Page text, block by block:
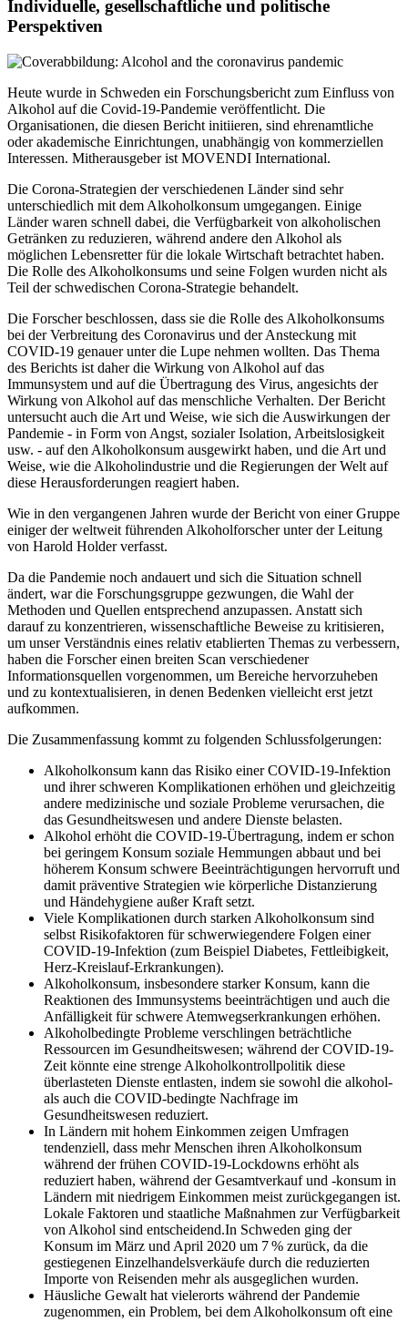
Individuelle, gesellschaftliche und politische
Perspektiven
Heute wurde in Schweden ein Forschungsbericht zum Einfluss von
Alkohol auf die Covid-19-Pandemie veröffentlicht. Die
Organisationen, die diesen Bericht initiieren, sind ehrenamtliche
oder akademische Einrichtungen, unabhängig von kommerziellen
Interessen. Mitherausgeber ist MOVENDI International.
Die Corona-Strategien der verschiedenen Länder sind sehr
unterschiedlich mit dem Alkoholkonsum umgegangen. Einige
Länder waren schnell dabei, die Verfügbarkeit von alkoholischen
Getränken zu reduzieren, während andere den Alkohol als
möglichen Lebensretter für die lokale Wirtschaft betrachtet haben.
Die Rolle des Alkoholkonsums und seine Folgen wurden nicht als
Teil der schwedischen Corona-Strategie behandelt.
Die Forscher beschlossen, dass sie die Rolle des Alkoholkonsums
bei der Verbreitung des Coronavirus und der Ansteckung mit
COVID-19 genauer unter die Lupe nehmen wollten. Das Thema
des Berichts ist daher die Wirkung von Alkohol auf das
Immunsystem und auf die Übertragung des Virus, angesichts der
Wirkung von Alkohol auf das menschliche Verhalten. Der Bericht
untersucht auch die Art und Weise, wie sich die Auswirkungen der
Pandemie - in Form von Angst, sozialer Isolation, Arbeitslosigkeit
usw. - auf den Alkoholkonsum ausgewirkt haben, und die Art und
Weise, wie die Alkoholindustrie und die Regierungen der Welt auf
diese Herausforderungen reagiert haben.
Wie in den vergangenen Jahren wurde der Bericht von einer Gruppe
einiger der weltweit führenden Alkoholforscher unter der Leitung
von Harold Holder verfasst.
Da die Pandemie noch andauert und sich die Situation schnell
ändert, war die Forschungsgruppe gezwungen, die Wahl der
Methoden und Quellen entsprechend anzupassen. Anstatt sich
darauf zu konzentrieren, wissenschaftliche Beweise zu kritisieren,
um unser Verständnis eines relativ etablierten Themas zu verbessern,
haben die Forscher einen breiten Scan verschiedener
Informationsquellen vorgenommen, um Bereiche hervorzuheben
und zu kontextualisieren, in denen Bedenken vielleicht erst jetzt
aufkommen.
Die Zusammenfassung kommt zu folgenden Schlussfolgerungen:
Alkoholkonsum kann das Risiko einer COVID-19-Infektion
und ihrer schweren Komplikationen erhöhen und gleichzeitig
andere medizinische und soziale Probleme verursachen, die
das Gesundheitswesen und andere Dienste belasten.
Alkohol erhöht die COVID-19-Übertragung, indem er schon
bei geringem Konsum soziale Hemmungen abbaut und bei
höherem Konsum schwere Beeinträchtigungen hervorruft und
damit präventive Strategien wie körperliche Distanzierung
und Händehygiene außer Kraft setzt.
Viele Komplikationen durch starken Alkoholkonsum sind
selbst Risikofaktoren für schwerwiegendere Folgen einer
COVID-19-Infektion (zum Beispiel Diabetes, Fettleibigkeit,
Herz-Kreislauf-Erkrankungen).
Alkoholkonsum, insbesondere starker Konsum, kann die
Reaktionen des Immunsystems beeinträchtigen und auch die
Anfälligkeit für schwere Atemwegserkrankungen erhöhen.
Alkoholbedingte Probleme verschlingen beträchtliche
Ressourcen im Gesundheitswesen; während der COVID-19-
Zeit könnte eine strenge Alkoholkontrollpolitik diese
überlasteten Dienste entlasten, indem sie sowohl die alkohol-
als auch die COVID-bedingte Nachfrage im
Gesundheitswesen reduziert.
In Ländern mit hohem Einkommen zeigen Umfragen
tendenziell, dass mehr Menschen ihren Alkoholkonsum
während der frühen COVID-19-Lockdowns erhöht als
reduziert haben, während der Gesamtverkauf und ‑konsum in
Ländern mit niedrigem Einkommen meist zurückgegangen ist.
Lokale Faktoren und staatliche Maßnahmen zur Verfügbarkeit
von Alkohol sind entscheidend.In Schweden ging der
Konsum im März und April 2020 um 7 % zurück, da die
gestiegenen Einzelhandelsverkäufe durch die reduzierten
Importe von Reisenden mehr als ausgeglichen wurden.
Häusliche Gewalt hat vielerorts während der Pandemie
zugenommen, ein Problem, bei dem Alkoholkonsum oft eine